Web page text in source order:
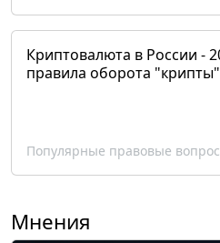
Криптовалюта в России -
правила оборота
Популярные правовые
Мнения